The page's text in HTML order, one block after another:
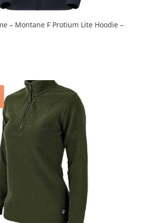
– Montane F Protium Lite Hoodie –